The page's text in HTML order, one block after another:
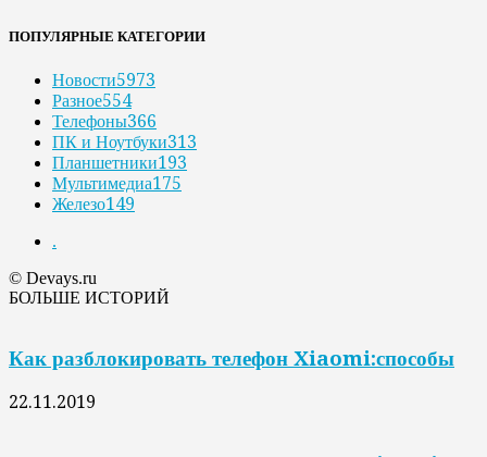
ПОПУЛЯРНЫЕ КАТЕГОРИИ
Новости5973
Разное554
Телефоны366
ПК и Ноутбуки313
Планшетники193
Мультимедиа175
Железо149
.
© Devays.ru
БОЛЬШЕ ИСТОРИЙ
Как разблокировать телефон Xiaomi:способы
22.11.2019